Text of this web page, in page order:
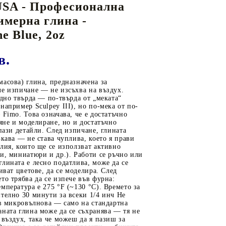
акварелни бои GANSAI TAMBI
Goya, Rembrandt, Van Gogh, Talens по
мастила
бои и комплекти
ЗА ТЕКСТИЛ И КОПРИНА
за коприна и батик
комплекти за коприна и помощни
коприна
за текстил
Лакове и медиуми за Акрилни бои
Лакове и медиуми за Акварелни и
Темперни бои
сухи и акварелни пастели
средства за пастели и др.
и пергели
триъгълници, шаблони
паус, туш и др.
глина - PAPA'S CLAY
глина - FIMO SOFT, FIMO EFFECT
текстури и отливки
И ЛИНОГРАВЮРА
за дърворезба и линогравюра
средства и основи за пирография и др.
на
и консумативи
SPELLBINDERS USA - До -60%!
1. ОСНОВНИ ФОРМИ, ЕТИКЕТИ,
ЪГЛИ
3. РАМКИ , КАРТИЧКИ , КУТИИ ,
ПЛИКОВЕ
4. ЦВЕТЯ , ЛИСТА , КЛОНКИ ,
РАСТЕНИЯ
5. БОРДЮРИ , ПАНДЕЛКИ ,
ШИРИТИ
6. ЖИВОТНИ , ПТИЦИ , МОРСКИ
7. ПРЕДМЕТИ, БИТ, ХОРА , ПЕЙЗАЖ
8. НАДПИСИ, БУКВИ, ЦИФРИ
by numbers"
Хоби комплекти
Комплекти "Арт гравиране"
Сглобяеми модели, миниатюри &
Warhammer 40k
Квилинг техника - материали
- Професионална
глина -
Blue, 2oz
глина, предназначена за
изпичане — не изсъхва на въздух.
твърда — по-твърда от „меката“
Sculpey III), но по-мека от по-
Това означава, че е достатъчно
и моделиране, но и достатъчно
детайли. След изпичане, глината
— не става чуплива, което я прави
които ще се използват активно
миниатюри и др.). Работи се ръчно или
е лесно податлива, може да се
цветове, да се моделира. След
трябва да се изпече във фурна:
е 275 °F (~130 °C). Времето за
30 минути за всеки 1/4 инч Не
микровълнова — само на стандартна
глина може да се съхранява — тя не
въздух, така че можеш да я пазиш за